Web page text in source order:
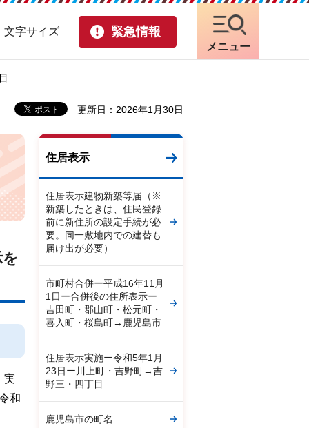
文字サイズ 緊急情報
メニュー
更新日：2026年1月30日
実
和
住居表示
住居表示建物新築等届（※
新築したときは、住民登録
前に新住所の設定手続が必
要。同一敷地内での建替も
届け出が必要）
市町村合併ー平成16年11月
1日ー合併後の住所表示ー
吉田町・郡山町・松元町・
喜入町・桜島町→鹿児島市
住居表示実施ー令和5年1月
23日ー川上町・吉野町→吉
野三・四丁目
鹿児島市の町名